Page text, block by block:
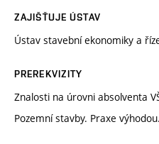
ZAJIŠŤUJE ÚSTAV
Ústav stavební ekonomiky a
PREREKVIZITY
Znalosti na úrovni absolventa
Pozemní stavby. Praxe výhodou.